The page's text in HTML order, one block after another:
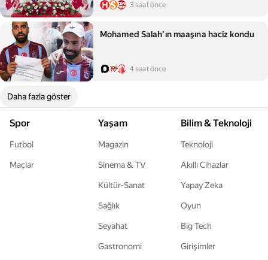
3 saat önce
Mohamed Salah’ın maaşına haciz kondu
4 saat önce
Daha fazla göster
Spor
Futbol
Maçlar
Yaşam
Magazin
Sinema & TV
Kültür-Sanat
Sağlık
Seyahat
Gastronomi
Bilim & Teknoloji
Teknoloji
Akıllı Cihazlar
Yapay Zeka
Oyun
Big Tech
Girişimler